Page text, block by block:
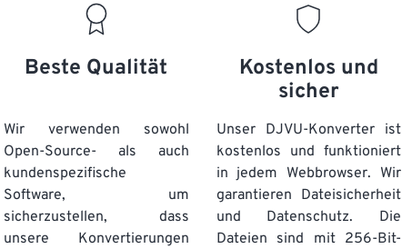
Beste Qualität
Wir verwenden sowohl
Open-Source- als auch
kundenspezifische
Software, um
sicherzustellen, dass
unsere Konvertierungen
Kostenlos und
sicher
Unser DJVU-Konverter ist
kostenlos und funktioniert
in jedem Webbrowser. Wir
garantieren Dateisicherheit
und Datenschutz. Die
Dateien sind mit 256-Bit-